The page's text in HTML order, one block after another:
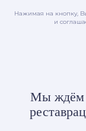
Нажимая на кнопку,
и
Мы ждём